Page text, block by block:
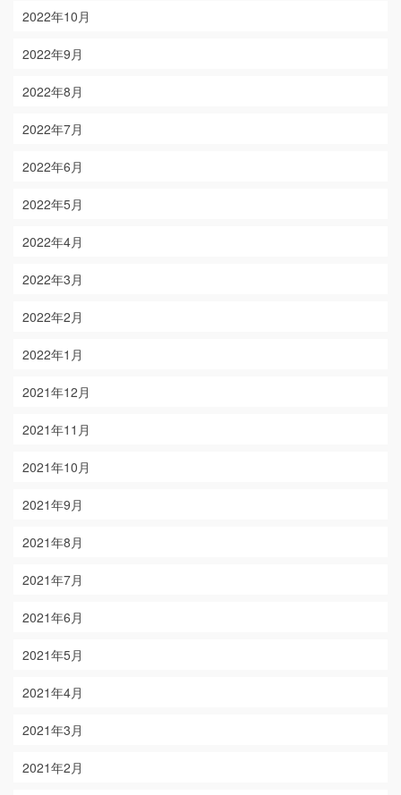
2022年10月
2022年9月
2022年8月
2022年7月
2022年6月
2022年5月
2022年4月
2022年3月
2022年2月
2022年1月
2021年12月
2021年11月
2021年10月
2021年9月
2021年8月
2021年7月
2021年6月
2021年5月
2021年4月
2021年3月
2021年2月